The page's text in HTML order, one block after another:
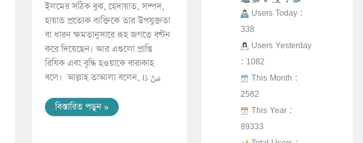
ইলমের সঠিক বুঝ, হেদায়াত, সম্পদ,
হায়াত প্রত্যেক ব্যক্তিকে তার উপযুক্ততা
বা ধারন ক্ষমতানুসারে রূহ জগতে বণ্টন
করে দিয়েছেন। আর এগুলো প্রাপ্তি
রিযিক এবং বৃদ্ধি হওয়াকে বারাকাহ
বলে। আল্লাহ তাআলা বলেন, مَنْ ذَا
বিস্তারিত পডুন »
Users Today :
338
Users Yesterday
: 1082
This Month :
2582
This Year :
89333